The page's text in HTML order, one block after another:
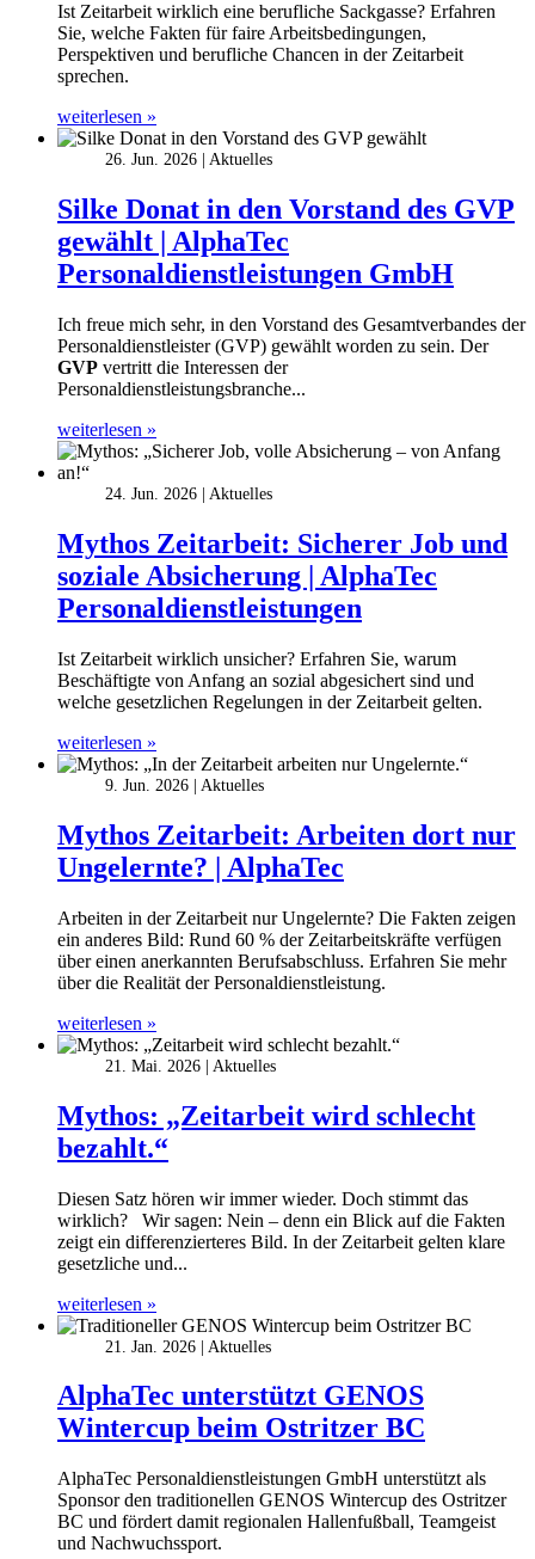
Ist Zeitarbeit wirklich eine berufliche Sackgasse? Erfahren
Sie, welche Fakten für faire Arbeitsbedingungen,
Perspektiven und berufliche Chancen in der Zeitarbeit
sprechen.
weiterlesen »
26. Jun. 2026 Aktuelles
Silke Donat in den Vorstand des GVP
gewählt | AlphaTec
Personaldienstleistungen GmbH
Ich freue mich sehr, in den Vorstand des Gesamtverbandes der
Personaldienstleister (GVP) gewählt worden zu sein. Der
GVP vertritt die Interessen der
Personaldienstleistungsbranche...
weiterlesen »
24. Jun. 2026 Aktuelles
Mythos Zeitarbeit: Sicherer Job und
soziale Absicherung | AlphaTec
Personaldienstleistungen
Ist Zeitarbeit wirklich unsicher? Erfahren Sie, warum
Beschäftigte von Anfang an sozial abgesichert sind und
welche gesetzlichen Regelungen in der Zeitarbeit gelten.
weiterlesen »
9. Jun. 2026 Aktuelles
Mythos Zeitarbeit: Arbeiten dort nur
Ungelernte? | AlphaTec
Arbeiten in der Zeitarbeit nur Ungelernte? Die Fakten zeigen
ein anderes Bild: Rund 60 % der Zeitarbeitskräfte verfügen
über einen anerkannten Berufsabschluss. Erfahren Sie mehr
über die Realität der Personaldienstleistung.
weiterlesen »
21. Mai. 2026 Aktuelles
Mythos: „Zeitarbeit wird schlecht
bezahlt.“
Diesen Satz hören wir immer wieder. Doch stimmt das
wirklich? Wir sagen: Nein – denn ein Blick auf die Fakten
zeigt ein differenzierteres Bild. In der Zeitarbeit gelten klare
gesetzliche und...
weiterlesen »
21. Jan. 2026 Aktuelles
AlphaTec unterstützt GENOS
Wintercup beim Ostritzer BC
AlphaTec Personaldienstleistungen GmbH unterstützt als
Sponsor den traditionellen GENOS Wintercup des Ostritzer
BC und fördert damit regionalen Hallenfußball, Teamgeist
und Nachwuchssport.